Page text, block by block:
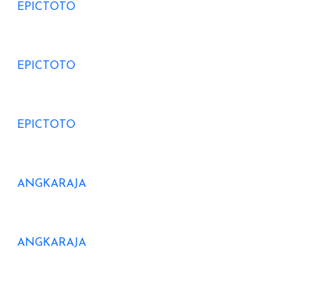
EPICTOTO
EPICTOTO
EPICTOTO
ANGKARAJA
ANGKARAJA